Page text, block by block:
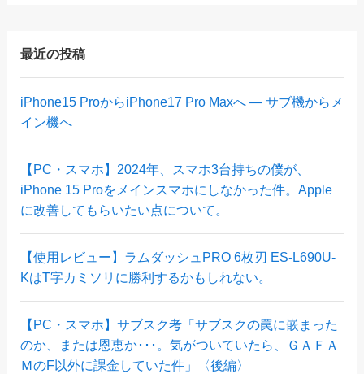
最近の投稿
iPhone15 ProからiPhone17 Pro Maxへ ― サブ機からメ
イン機へ
【PC・スマホ】2024年、スマホ3台持ちの僕が、
iPhone 15 Proをメインスマホにしなかった件。Apple
に改善してもらいたい点について。
【使用レビュー】ラムダッシュPRO 6枚刃 ES-L690U-
KはT字カミソリに勝利するかもしれない。
【PC・スマホ】サブスク考「サブスクの罠に嵌まった
のか、または恩恵か･･･。気がついていたら、ＧＡＦＡ
ＭのF以外に課金していた件」〈後編〉